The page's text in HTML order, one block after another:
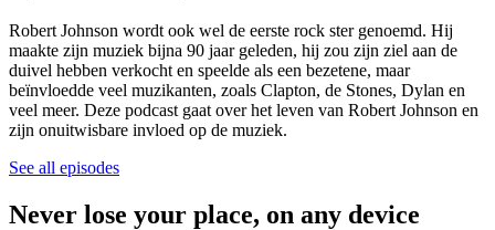
Robert Johnson wordt ook wel de eerste rock ster genoemd. Hij
maakte zijn muziek bijna 90 jaar geleden, hij zou zijn ziel aan de
duivel hebben verkocht en speelde als een bezetene, maar
beïnvloedde veel muzikanten, zoals Clapton, de Stones, Dylan en
veel meer. Deze podcast gaat over het leven van Robert Johnson en
zijn onuitwisbare invloed op de muziek.
See all episodes
Never lose your place, on any device